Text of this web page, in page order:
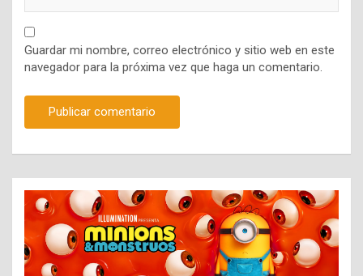
Guardar mi nombre, correo electrónico y sitio web en este
navegador para la próxima vez que haga un comentario.